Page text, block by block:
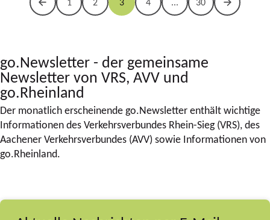
go.Newsletter - der gemeinsame
Newsletter von VRS, AVV und
go.Rheinland
Der monatlich erscheinende go.Newsletter enthält wichtige
Informationen des Verkehrsverbundes Rhein-Sieg (VRS), des
Aachener Verkehrsverbundes (AVV) sowie Informationen von
go.Rheinland.